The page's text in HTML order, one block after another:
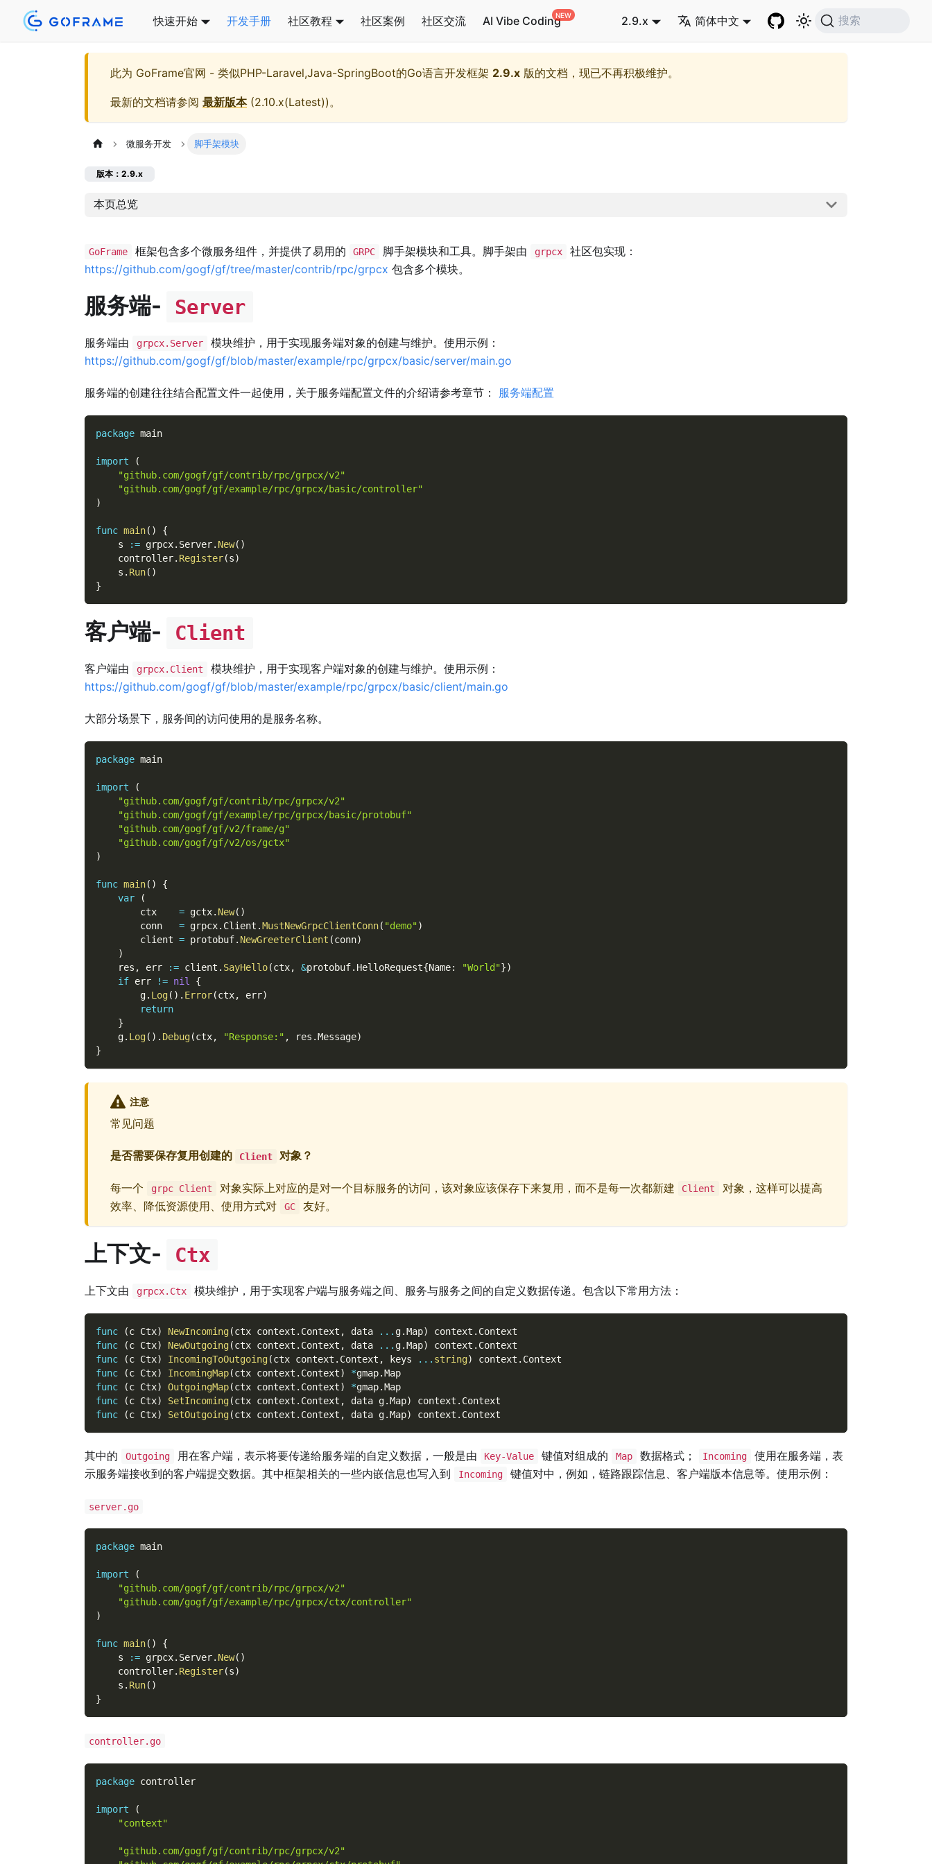
快速开始 开发手册 社区教程 社区案例 社区交流 AI Vibe Coding 2.9.x 简体中文 搜索
此为 GoFrame官网 - 类似PHP-Laravel,Java-SpringBoot的Go语言开发框架 2.9.x 版的文档，现已不再积极维护。
最新的文档请参阅 最新版本(2.10.x(Latest))。
微服务开发 脚手架模块
版本：2.9.x
本页总览
GoFrame 框架包含多个微服务组件，并提供了易用的 GRPC 脚手架模块和工具。脚手架由 grpcx
社区包实现：
https://github.com/gogf/gf/tree/master/contrib/rpc/grpcx 包含多个模块。
服务端- Server
服务端由 grpcx.Server
模块维护，用于实现服务端对象的创建与维护。使用示例：
https://github.com/gogf/gf/blob/master/example/rpc/grpcx/basic/server/main.go
服务端的创建往往结合配置文件一起使用，关于服务端配置文件的介绍请参考章节： 服务端配置
package main
import
(
"github.com/gogf/gf/contrib/rpc/grpcx/v2"
"github.com/gogf/gf/example/rpc/grpcx/basic/controller"
)
func main( )
{
    s
:= grpcx. Server. New( )
    controller
. Register(s)
    s
. Run( )
}
客户端- Client
客户端由 grpcx.Client
模块维护，用于实现客户端对象的创建与维护。使用示例：
https://github.com/gogf/gf/blob/master/example/rpc/grpcx/basic/client/main.go
大部分场景下，服务间的访问使用的是服务名称。
package main
import
(
"github.com/gogf/gf/contrib/rpc/grpcx/v2"
"github.com/gogf/gf/example/rpc/grpcx/basic/protobuf"
"github.com/gogf/gf/v2/frame/g"
"github.com/gogf/gf/v2/os/gctx"
)
func main( )
{
var
(
        ctx
= gctx. New( )
        conn
= grpcx. Client .MustNewGrpcClientConn( "demo")
        client
= protobuf. NewGreeterClient (conn)
)
    res
, err := client . SayHello(ctx, &protobuf. HelloRequest{Name: "World"})
if err != nil
{
        g
. Log( ) . Error(ctx, err)
return
}
    g
. Log( ) . Debug(ctx, "Response:" , res .Message)
}
注意
常见问题
是否需要保存复用创建的 Client 对象？
每一个 grpc Client 对象实际上对应的是对一个目标服务的访问，该对象应该保存下来复用，而不是每一次都新建 Client
对象，这样可以提高
效率、降低资源使用、使用方式对
GC 友好。
上下文- Ctx
上下文由 grpcx.Ctx 模块维护，用于实现客户端与服务端之间、服务与服务之间的自定义数据传递。包含以下常用方法：
func (c Ctx) NewIncoming(ctx context . Context , data ... g.Map) context . Context
func
(c Ctx) NewOutgoing(ctx context . Context , data ... g.Map) context . Context
func
(c Ctx) IncomingToOutgoing(ctx context . Context , keys ... string) context . Context
func
(c Ctx) IncomingMap(ctx context . Context) *gmap.Map
func
(c Ctx) OutgoingMap(ctx context . Context) *gmap.Map
func
(c Ctx) SetIncoming(ctx context . Context , data g.Map) context . Context
func
(c Ctx) SetOutgoing(ctx context . Context , data g.Map) context . Context
其中的 Outgoing 用在客户端，表示将要传递给服务端的自定义数据，一般是由 Key-Value 键值对组成的 Map 数据格式； Incoming
使用在服务端，表
示服务端接收到的客户端提交数据。其中框架相关的一些内嵌信息也写入到
Incoming 键值对中，例如，链路跟踪信息、客户端版本信息等。使用示例：
server.go
package main
import
(
"github.com/gogf/gf/contrib/rpc/grpcx/v2"
"github.com/gogf/gf/example/rpc/grpcx/ctx/controller"
)
func main( )
{
    s
:= grpcx. Server. New( )
    controller
. Register(s)
    s
. Run( )
}
controller.go
package controller
import
(
"context"
"github.com/gogf/gf/contrib/rpc/grpcx/v2"